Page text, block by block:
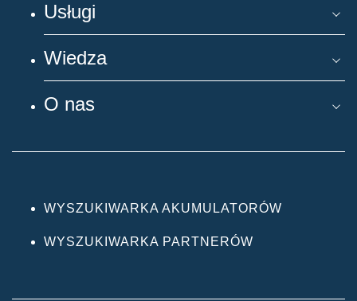
Usługi
Wiedza
O nas
WYSZUKIWARKA AKUMULATORÓW
WYSZUKIWARKA PARTNERÓW